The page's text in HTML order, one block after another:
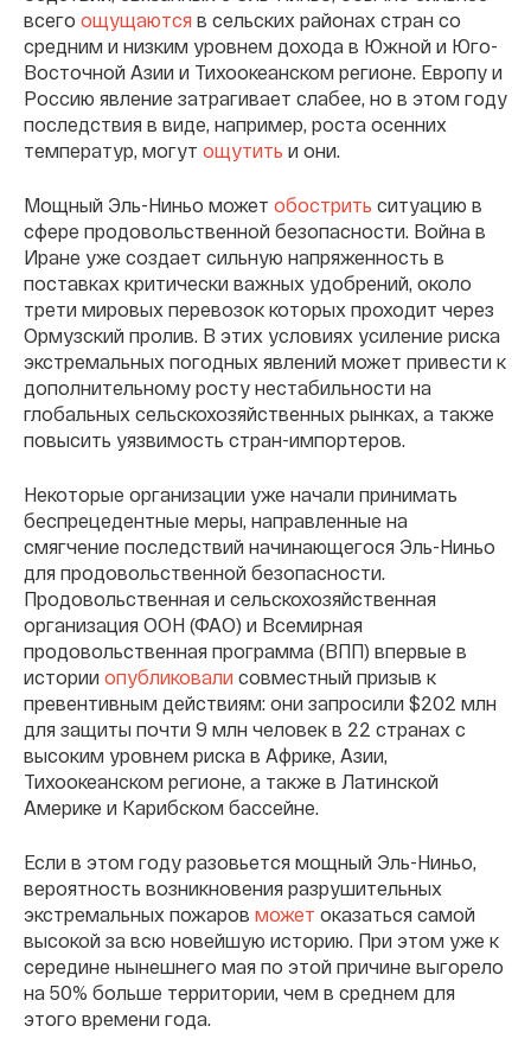
всего ощущаются в сельских районах стран со
средним и низким уровнем дохода в Южной и Юго-
Восточной Азии и Тихоокеанском регионе. Европу и
Россию явление затрагивает слабее, но в этом году
последствия в виде, например, роста осенних
температур, могут ощутить и они.
Мощный Эль-Ниньо может обострить ситуацию в
сфере продовольственной безопасности. Война в
Иране уже создает сильную напряженность в
поставках критически важных удобрений, около
трети мировых перевозок которых проходит через
Ормузский пролив. В этих условиях усиление риска
экстремальных погодных явлений может привести к
дополнительному росту нестабильности на
глобальных сельскохозяйственных рынках, а также
повысить уязвимость стран-импортеров.
Некоторые организации уже начали принимать
беспрецедентные меры, направленные на
смягчение последствий начинающегося Эль-Ниньо
для продовольственной безопасности.
Продовольственная и сельскохозяйственная
организация ООН (ФАО) и Всемирная
продовольственная программа (ВПП) впервые в
истории опубликовали совместный призыв к
превентивным действиям: они запросили $202 млн
для защиты почти 9 млн человек в 22 странах с
высоким уровнем риска в Африке, Азии,
Тихоокеанском регионе, а также в Латинской
Америке и Карибском бассейне.
Если в этом году разовьется мощный Эль-Ниньо,
вероятность возникновения разрушительных
экстремальных пожаров может оказаться самой
высокой за всю новейшую историю. При этом уже к
середине нынешнего мая по этой причине выгорело
на 50% больше территории, чем в среднем для
этого времени года.